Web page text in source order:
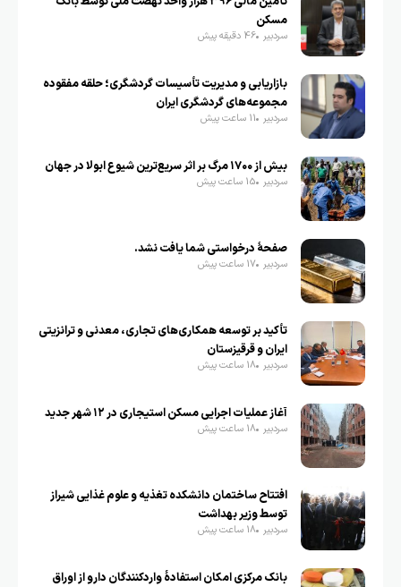
مسکن
سردبیر 46 دقیقه پیش
بازاریابی و مدیریت تأسیسات گردشگری؛ حلقه مفقوده
مجموعه‌های گردشگری ایران
سردبیر 11 ساعت پیش
بیش از ۱۷۰۰ مرگ بر اثر سریع‌ترین شیوع ابولا در جهان
سردبیر 15 ساعت پیش
صفحهٔ درخواستی شما یافت نشد.
سردبیر 17 ساعت پیش
تأکید بر توسعه همکاری‌های تجاری، معدنی و ترانزیتی
ایران و قرقیزستان
سردبیر 18 ساعت پیش
آغاز عملیات اجرایی مسکن استیجاری در ۱۲ شهر جدید
سردبیر 18 ساعت پیش
افتتاح ساختمان دانشکده تغذیه و علوم غذایی شیراز
توسط وزیر بهداشت
سردبیر 18 ساعت پیش
بانک مرکزی امکان استفادۀ واردکنندگان دارو از اوراق